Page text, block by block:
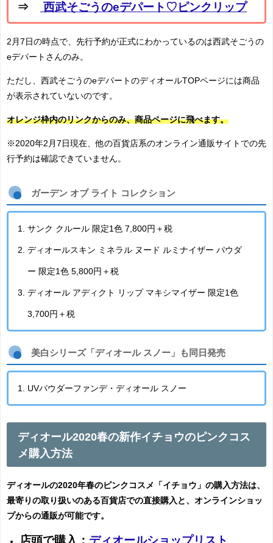
⇒ 西武そごうのeデパート♡ピンクリップ
2月7日の時点で、先行予約が正式にわかっているのは西武そごうの
eデパートさんのみ。
ただし、西武そごうのeデパートのディオールTOPページには商品
が表示されていないのです。
オレンジ枠内のリンクからのみ、商品ページに飛べます。
※2020年2月7日現在、他の百貨店系のオンライン通販サイトでの先
行予約は確認できていません。
ガーデン オブ ライト コレクション
サンク クルール 限定1色 7,800円＋税
ディオールスキン ミネラル ヌード ルミナイザー パウダ
ー 限定1色 5,800円＋税
ディオール アディクト リップ マキシマイザー 限定1色
3,700円＋税
美白シリーズ「ディオール スノー」も同日発売
UVパウダーファンデ・ディオール スノー
ディオール2020春の新作イチョウのピンクコス
メ購入方法
ディオールの2020年春のピンクコスメ「イチョウ」の購入方法は、
最寄りの取り扱いのある百貨店での直接購入と、オンラインショッ
プからの通販が可能です。
店頭で購入： ディオールショップリスト